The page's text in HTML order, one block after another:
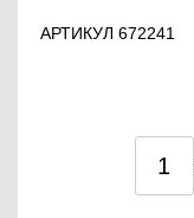
АРТИКУЛ 672241